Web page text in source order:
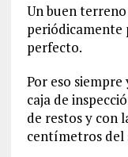
Un buen
periódicamente
perfecto.
Por eso
caja de
de restos y con
centímetros del